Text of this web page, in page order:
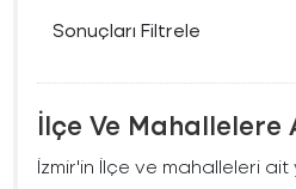
Sonuçları Filtrele
İlçe Ve Mahallelere
İzmir'in İlçe ve mahalleleri ait